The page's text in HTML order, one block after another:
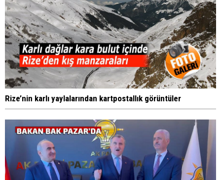
Rize’nin karlı yaylalarından kartpostallık görüntüler